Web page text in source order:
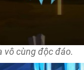
vô cùng độc đáo.